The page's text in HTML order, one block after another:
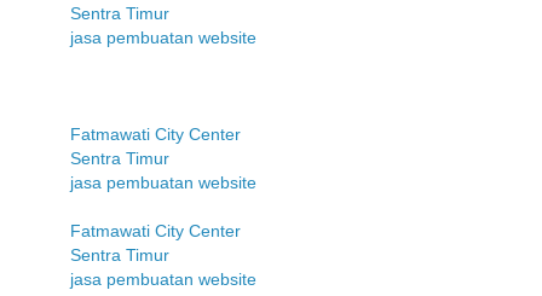
Sentra Timur
jasa pembuatan website
Fatmawati City Center
Sentra Timur
jasa pembuatan website
Fatmawati City Center
Sentra Timur
jasa pembuatan website